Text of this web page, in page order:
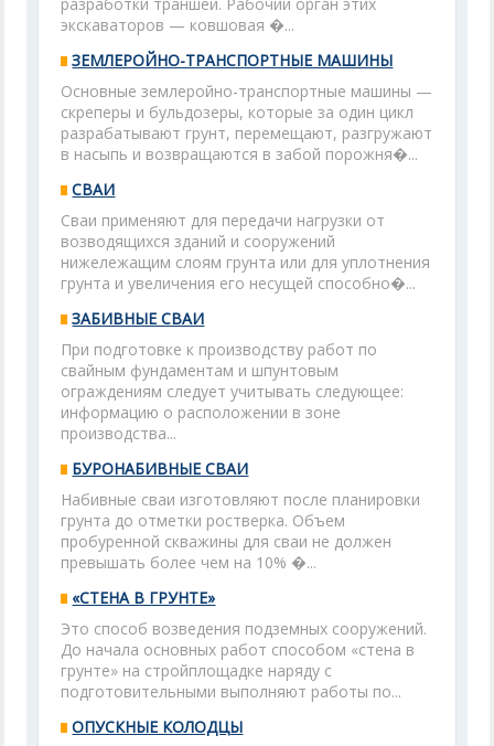
экскаваторов — ковшовая �...
ЗЕМЛЕРОЙНО-ТРАНСПОРТНЫЕ МАШИНЫ
Основные землеройно-транспортные машины —
скреперы и бульдозеры, которые за один цикл
разрабатывают грунт, перемещают, разгружают
в насыпь и возвращаются в забой порожня�...
СВАИ
Сваи применяют для передачи нагрузки от
возводящихся зданий и сооружений
нижележащим слоям грунта или для уплотнения
грунта и увеличения его несущей способно�...
ЗАБИВНЫЕ СВАИ
При подготовке к производству работ по
свайным фундаментам и шпунтовым
ограждениям следует учитывать следующее:
информацию о расположении в зоне
производства...
БУРОНАБИВНЫЕ СВАИ
Набивные сваи изготовляют после планировки
грунта до отметки ростверка. Объем
пробуренной скважины для сваи не должен
превышать более чем на 10% �...
«СТЕНА В ГРУНТЕ»
Это способ возведения подземных сооружений.
До начала основных работ способом «стена в
грунте» на стройплощадке наряду с
подготовительными выполняют работы по...
ОПУСКНЫЕ КОЛОДЦЫ